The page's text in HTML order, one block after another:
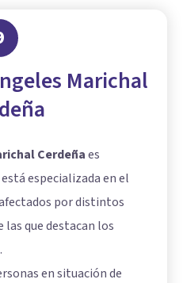
Marichal
Cerdeñaes
especializada en el
por distintos
que destacan los
en situación de